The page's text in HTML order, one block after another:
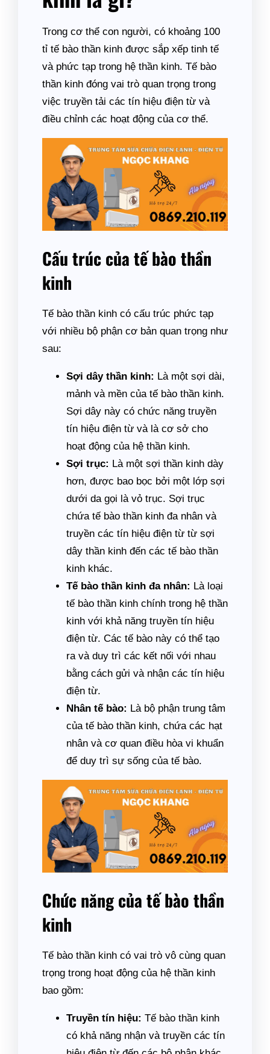
Trong cơ thể con người, có khoảng 100
tỉ tế bào thần kinh được sắp xếp tinh tế
và phức tạp trong hệ thần kinh. Tế bào
thần kinh đóng vai trò quan trọng trong
việc truyền tải các tín hiệu điện từ và
điều chỉnh các hoạt động của cơ thể.
Cấu trúc của tế bào thần
kinh
Tế bào thần kinh có cấu trúc phức tạp
với nhiều bộ phận cơ bản quan trọng như
sau:
Sợi dây thần kinh: Là một sợi dài,
mảnh và mền của tế bào thần kinh.
Sợi dây này có chức năng truyền
tín hiệu điện từ và là cơ sở cho
hoạt động của hệ thần kinh.
Sợi trục: Là một sợi thần kinh dày
hơn, được bao bọc bởi một lớp sợi
dưới da gọi là vỏ trục. Sợi trục
chứa tế bào thần kinh đa nhân và
truyền các tín hiệu điện từ từ sợi
dây thần kinh đến các tế bào thần
kinh khác.
Tế bào thần kinh đa nhân: Là loại
tế bào thần kinh chính trong hệ thần
kinh với khả năng truyền tín hiệu
điện từ. Các tế bào này có thể tạo
ra và duy trì các kết nối với nhau
bằng cách gửi và nhận các tín hiệu
điện từ.
Nhân tế bào: Là bộ phận trung tâm
của tế bào thần kinh, chứa các hạt
nhân và cơ quan điều hòa vi khuẩn
để duy trì sự sống của tế bào.
Chức năng của tế bào thần
kinh
Tế bào thần kinh có vai trò vô cùng quan
trọng trong hoạt động của hệ thần kinh
bao gồm:
Truyền tín hiệu: Tế bào thần kinh
có khả năng nhận và truyền các tín